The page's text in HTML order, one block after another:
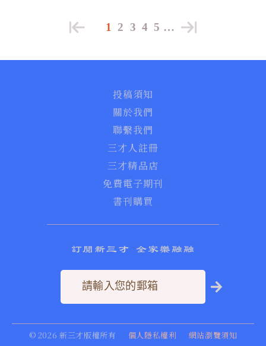
1 2 3 4 5 …
投稿須知
關於我們
聯繫我們
三才人註冊
三才精品店
免費電子期刊
書刊購買
訂閱新三才 全家樂融融
© 2026 新三才版權所有 個人隱私權利 網站瀏覽須知